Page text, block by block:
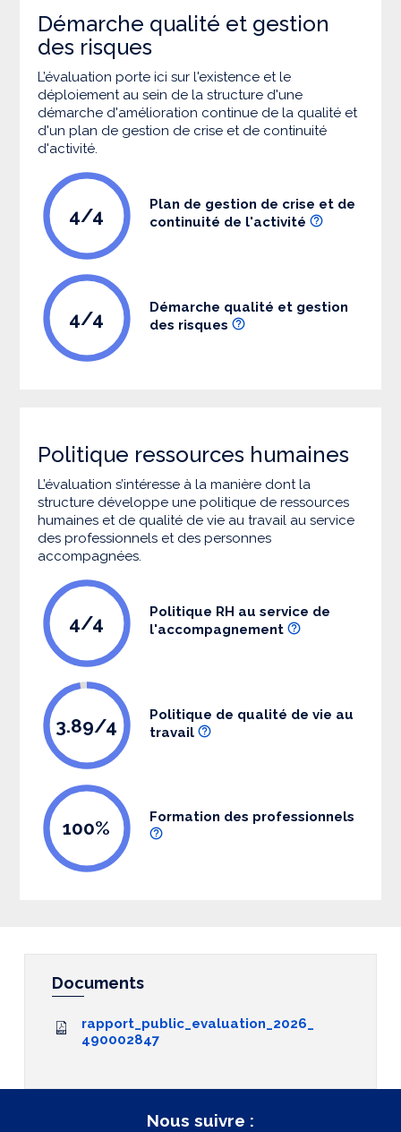
Démarche qualité et gestion
des risques
L’évaluation porte ici sur l'existence et le
déploiement au sein de la structure d'une
démarche d'amélioration continue de la qualité et
d'un plan de gestion de crise et de continuité
d'activité.
4/4
Plan de gestion de crise et de
continuité de l'activité
4/4
Démarche qualité et gestion
des risques
Politique ressources humaines
L’évaluation s’intéresse à la manière dont la
structure développe une politique de ressources
humaines et de qualité de vie au travail au service
des professionnels et des personnes
accompagnées.
4/4
Politique RH au service de
l'accompagnement
3.89/4
Politique de qualité de vie au
travail
100% Formation des professionnels
Documents
rapport_public_evaluation_2026_
490002847
Nous suivre :